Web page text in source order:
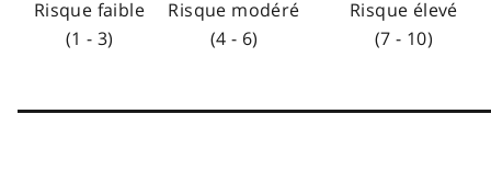
Risque faible
(1 - 3)
Risque modéré
(4 - 6)
Risque élevé
(7 - 10)